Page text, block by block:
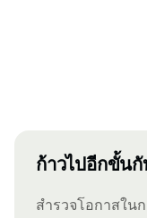
ก้าวไปอีกขั้น
สำรวจโอกาสใน